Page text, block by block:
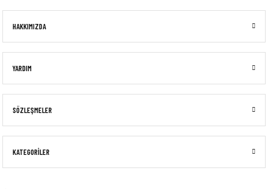
HAKKIMIZDA
YARDIM
SÖZLEŞMELER
KATEGORİLER